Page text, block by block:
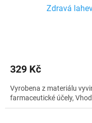
Zdravá
329 Kč
Vyrobena z materiálu
farmaceutické účely,